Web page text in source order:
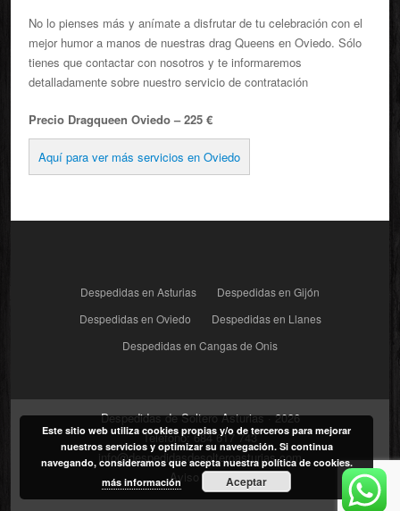
No lo pienses más y anímate a disfrutar de tu celebración con el
mejor humor a manos de nuestras drag Queens en Oviedo. Sólo
tienes que contactar con nosotros y te informaremos
detalladamente sobre nuestro servicio de contratación
Precio Dragqueen Oviedo – 225 €
Aquí para ver más servicios en Oviedo
Despedidas en Asturias
Despedidas en Gijón
Despedidas en Oviedo
Despedidas en Llanes
Despedidas en Cangas de Onis
Despedidas de Soltero Asturias · 2026
Teléfono:684 617 743
info@despedidasdesolteroasturias.com
Aviso Legal
Este sitio web utiliza cookies propias y/o de terceros para mejorar
nuestros servicios y optimizar su navegación. Si continua
navegando, consideramos que acepta nuestra política de cookies.
más información
Aceptar